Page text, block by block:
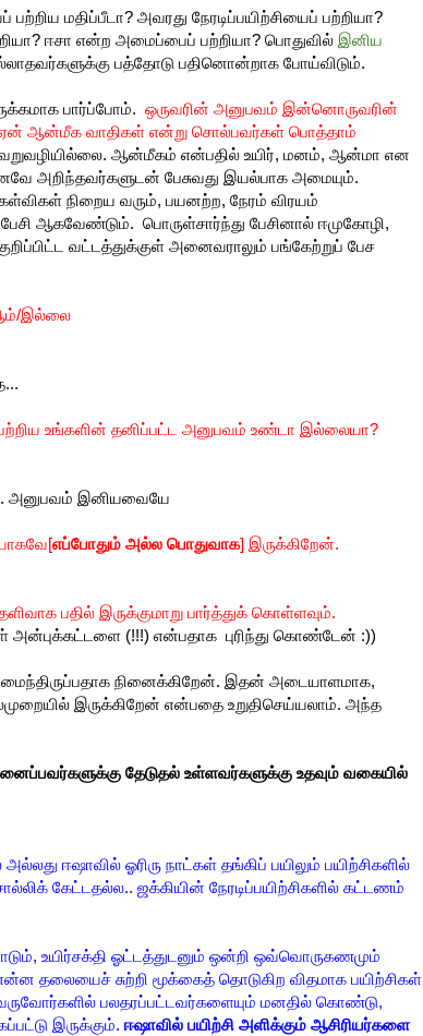
மதிப்பீடா? அவரது நேரடிப்பயிற்சியைப் பற்றியா?
ஈசா என்ற அமைப்பைப் பற்றியா? பொதுவில் இனிய
பத்தோடு பதினொன்றாக போய்விடும்.
பார்ப்போம். ஒருவரின் அனுபவம் இன்னொருவரின்
ஏன் ஆன்மீக வாதிகள் என்று சொல்பவர்கள் பொத்தாம்
ஆன்மீகம் என்பதில் உயிர், மனம், ஆன்மா என
அறிந்தவர்களுடன் பேசுவது இயல்பாக அமையும்.
நிறைய வரும், பயனற்ற, நேரம் விரயம்
ஆகவேண்டும். பொருள்சார்ந்து பேசினால் ஈமுகோழி,
குறிப்பிட்ட வட்டத்துக்குள் அனைவராலும் பங்கேற்றுப் பேச
ஆம்/இல்லை
உங்களின் தனிப்பட்ட அனுபவம் உண்டா இல்லையா?
அனுபவம் இனியவையே
எப்போதும் அல்ல பொதுவாக] இருக்கிறேன்.
பதில் இருக்குமாறு பார்த்துக் கொள்ள‌வும்.
(!!!) என்பதாக புரிந்து கொண்டேன் :))
நினைக்கிறேன். இதன் அடையாளமாக,
இருக்கிறேன் என்பதை உறுதிசெய்யலாம். அந்த
தேடுதல் உள்ளவர்களுக்கு உதவும் வகையில்
அல்லது ஈஷாவில் ஓரிரு நாட்கள் தங்கிப் பயிலும் பயிற்சிகளில்
கேட்டதல்ல.. ஜக்கியின் நேரடிப்பயிற்சிகளில் கட்டணம்
உயிர்சக்தி ஓட்டத்துடனும் ஒன்றி ஒவ்வொருகணமும்
தலையைச் சுற்றி மூக்கைத் தொடுகிற விதமாக பயிற்சிகள்
பலதரப்பட்டவர்களையும் மனதில் கொண்டு,
இருக்கும். ஈஷாவில் பயிற்சி அளிக்கும் ஆசிரியர்களை